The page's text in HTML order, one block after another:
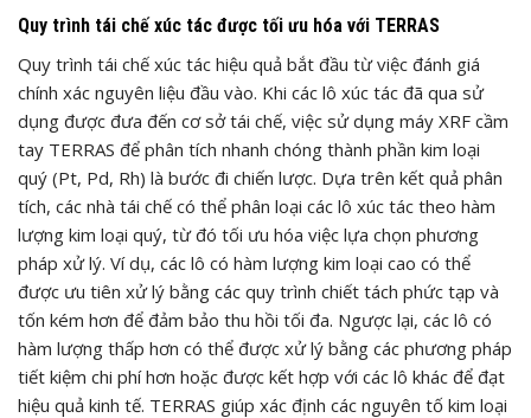
Quy trình tái chế xúc tác được tối ưu hóa với TERRAS
Quy trình tái chế xúc tác hiệu quả bắt đầu từ việc đánh giá
chính xác nguyên liệu đầu vào. Khi các lô xúc tác đã qua sử
dụng được đưa đến cơ sở tái chế, việc sử dụng máy XRF cầm
tay TERRAS để phân tích nhanh chóng thành phần kim loại
quý (Pt, Pd, Rh) là bước đi chiến lược. Dựa trên kết quả phân
tích, các nhà tái chế có thể phân loại các lô xúc tác theo hàm
lượng kim loại quý, từ đó tối ưu hóa việc lựa chọn phương
pháp xử lý. Ví dụ, các lô có hàm lượng kim loại cao có thể
được ưu tiên xử lý bằng các quy trình chiết tách phức tạp và
tốn kém hơn để đảm bảo thu hồi tối đa. Ngược lại, các lô có
hàm lượng thấp hơn có thể được xử lý bằng các phương pháp
tiết kiệm chi phí hơn hoặc được kết hợp với các lô khác để đạt
hiệu quả kinh tế. TERRAS giúp xác định các nguyên tố kim loại